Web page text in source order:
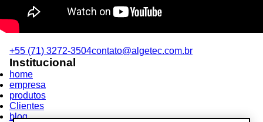
+55 (71) 3272-3504contato@algetec.com.br
Institucional
home
empresa
produtos
Clientes
blog